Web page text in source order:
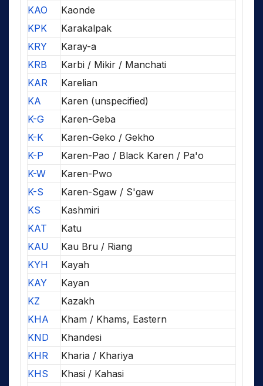
KAO
Kaonde
KPK
Karakalpak
KRY
Karay-a
KRB
Karbi / Mikir / Manchati
KAR
Karelian
KA
Karen (unspecified)
K-G
Karen-Geba
K-K
Karen-Geko / Gekho
K-P
Karen-Pao / Black Karen / Pa'o
K-W
Karen-Pwo
K-S
Karen-Sgaw / S'gaw
KS
Kashmiri
KAT
Katu
KAU
Kau Bru / Riang
KYH
Kayah
KAY
Kayan
KZ
Kazakh
KHA
Kham / Khams, Eastern
KND
Khandesi
KHR
Kharia / Khariya
KHS
Khasi / Kahasi